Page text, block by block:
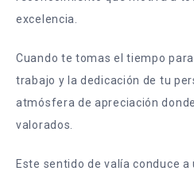
excelencia.
Cuando te tomas el tiempo
trabajo y la dedicación de tu
atmósfera de apreciación
valorados.
Este sentido de valía conduce